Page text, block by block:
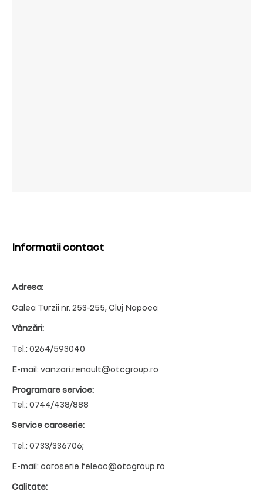
Informatii contact
Adresa:
Calea Turzii nr. 253-255, Cluj Napoca
Vânzări:
Tel.: 0264/593040
E-mail: vanzari.renault@otcgroup.ro
Programare service:
Tel.: 0744/438/888
Service caroserie:
Tel.: 0733/336706;
E-mail: caroserie.feleac@otcgroup.ro
Calitate: